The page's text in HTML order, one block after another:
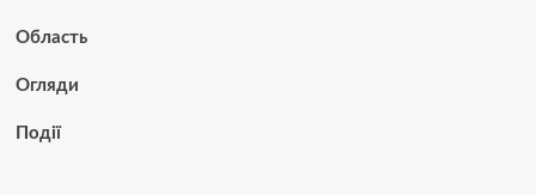
Область
Огляди
Події